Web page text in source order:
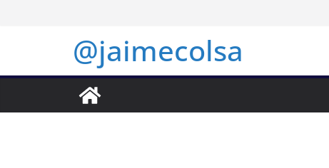
@jaimecolsa